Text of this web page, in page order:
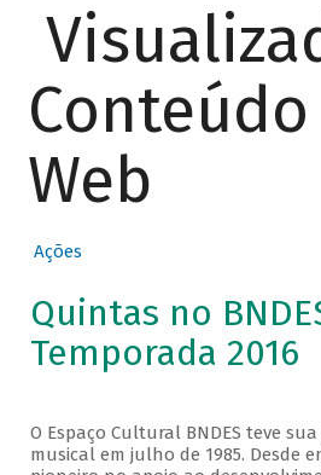
Web
Ações
Quintas no
Temporada 2016
O Espaço Cultural BNDES teve
musical em julho de 1985. Desde